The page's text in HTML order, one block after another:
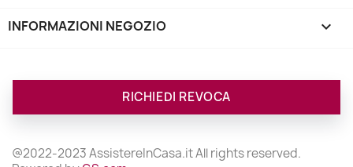
INFORMAZIONI NEGOZIO keyboard_arrow_down
RICHIEDI REVOCA
@2022-2023 AssistereInCasa.it All rights reserved.